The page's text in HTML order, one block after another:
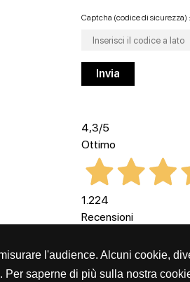
l'audience. Alcuni cookie,
saperne di più sulla nostra
Captcha (codice di sicurezza)
4,3/5
Ottimo
1.224
Recensioni